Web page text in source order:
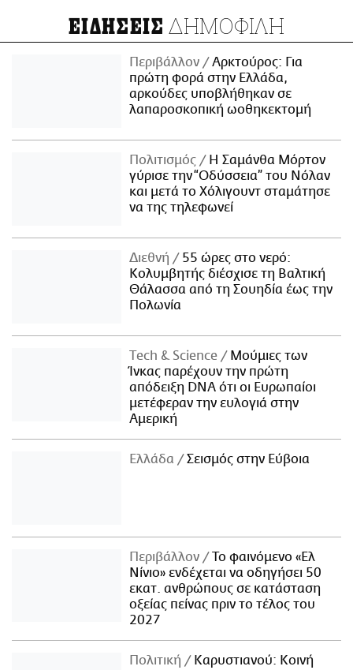
ΕΙΔΗΣΕΙΣ ΔΗΜΟΦΙΛΗ
Περιβάλλον
Αρκτούρος: Για
πρώτη φορά στην Ελλάδα,
αρκούδες υποβλήθηκαν σε
λαπαροσκοπική ωοθηκεκτομή
Πολιτισμός
Η Σαμάνθα Μόρτον
γύρισε την “Οδύσσεια” του Νόλαν
και μετά το Χόλιγουντ σταμάτησε
να της τηλεφωνεί
Διεθνή
55 ώρες στο νερό:
Κολυμβητής διέσχισε τη Βαλτική
Θάλασσα από τη Σουηδία έως την
Πολωνία
Τech & Science
Μούμιες των
Ίνκας παρέχουν την πρώτη
απόδειξη DNA ότι οι Ευρωπαίοι
μετέφεραν την ευλογιά στην
Αμερική
Ελλάδα Σεισμός στην Εύβοια
Περιβάλλον
Το φαινόμενο «Ελ
Νίνιο» ενδέχεται να οδηγήσει 50
εκατ. ανθρώπους σε κατάσταση
οξείας πείνας πριν το τέλος του
2027
Πολιτική
Καρυστιανού: Κοινή